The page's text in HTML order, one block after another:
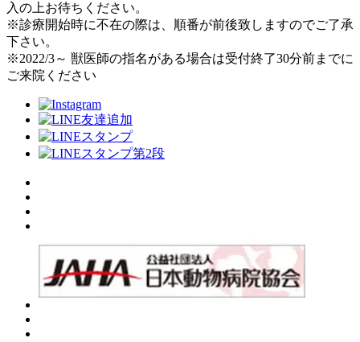
入の上お待ちください。
※診療開始時に不在の際は、順番が前後致しますのでご了承
下さい。
※2022/3～ 獣医師の指名がある場合は受付終了30分前までに
ご来院ください